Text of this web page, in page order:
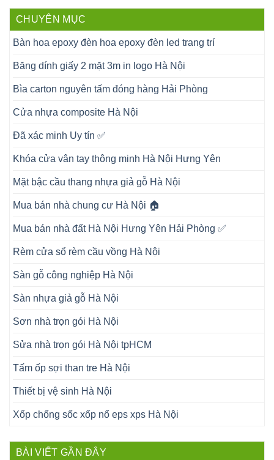
CHUYÊN MỤC
Bàn hoa epoxy đèn hoa epoxy đèn led trang trí
Băng dính giấy 2 mặt 3m in logo Hà Nội
Bìa carton nguyên tấm đóng hàng Hải Phòng
Cửa nhựa composite Hà Nội
Đã xác minh Uy tín ✅
Khóa cửa vân tay thông minh Hà Nội Hưng Yên
Mặt bậc cầu thang nhựa giả gỗ Hà Nội
Mua bán nhà chung cư Hà Nội 🏠
Mua bán nhà đất Hà Nội Hưng Yên Hải Phòng ✅
Rèm cửa sổ rèm cầu vồng Hà Nội
Sàn gỗ công nghiệp Hà Nội
Sàn nhựa giả gỗ Hà Nội
Sơn nhà trọn gói Hà Nội
Sửa nhà trọn gói Hà Nội tpHCM
Tấm ốp sợi than tre Hà Nội
Thiết bị vệ sinh Hà Nội
Xốp chống sốc xốp nổ eps xps Hà Nội
BÀI VIẾT GẦN ĐÂY